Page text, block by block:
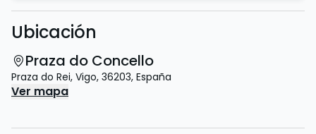
Ubicación
Praza do Concello
Praza do Rei, Vigo, 36203, España
Ver mapa